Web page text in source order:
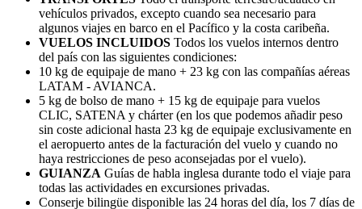
vehículos privados, excepto cuando sea necesario para
algunos viajes en barco en el Pacífico y la costa caribeña.
VUELOS INCLUIDOS Todos los vuelos internos dentro
del país con las siguientes condiciones:
10 kg de equipaje de mano + 23 kg con las compañías aéreas
LATAM - AVIANCA.
5 kg de bolso de mano + 15 kg de equipaje para vuelos
CLIC, SATENA y chárter (en los que podemos añadir peso
sin coste adicional hasta 23 kg de equipaje exclusivamente en
el aeropuerto antes de la facturación del vuelo y cuando no
haya restricciones de peso aconsejadas por el vuelo).
GUIANZA Guías de habla inglesa durante todo el viaje para
todas las actividades en excursiones privadas.
Conserje bilingüe disponible las 24 horas del día, los 7 días de